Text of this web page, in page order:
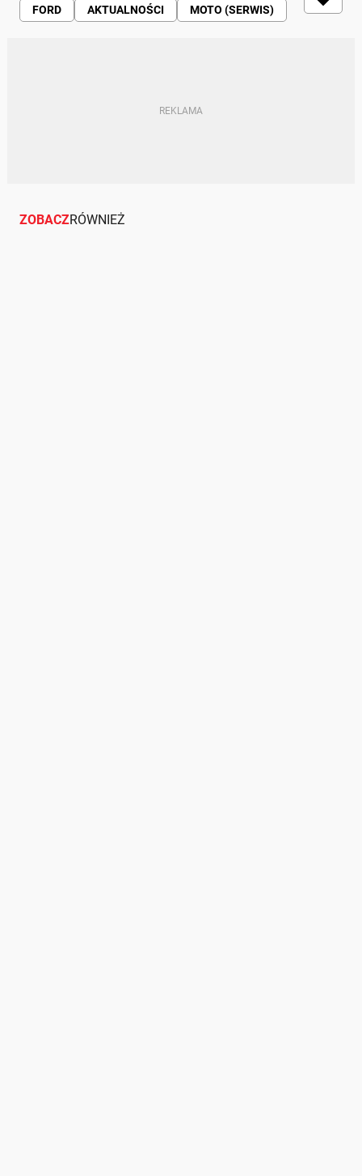
FORD AKTUALNOŚCI
MOTO (SERWIS)
ZOBACZRÓWNIEŻ